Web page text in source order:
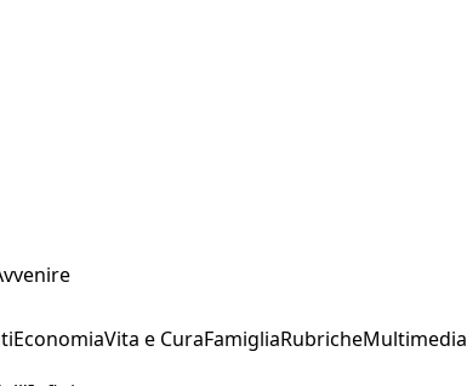
EconomiaVita e CuraFamigliaRubricheMultimedia